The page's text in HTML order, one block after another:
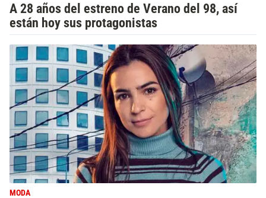
A 28 años del estreno de Verano del 98, así
están hoy sus protagonistas
MODA